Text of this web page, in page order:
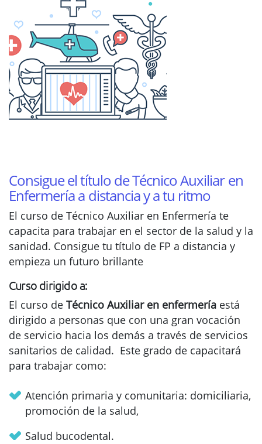
Consigue el título de Técnico Auxiliar en
Enfermería a distancia y a tu ritmo
El curso de Técnico Auxiliar en Enfermería te
capacita para trabajar en el sector de la salud y la
sanidad. Consigue tu título de FP a distancia y
empieza un futuro brillante
Curso dirigido a:
El curso de Técnico Auxiliar en enfermería está
dirigido a personas que con una gran vocación
de servicio hacia los demás a través de servicios
sanitarios de calidad. Este grado de capacitará
para trabajar como:
Atención primaria y comunitaria: domiciliaria,
promoción de la salud,
Salud bucodental.